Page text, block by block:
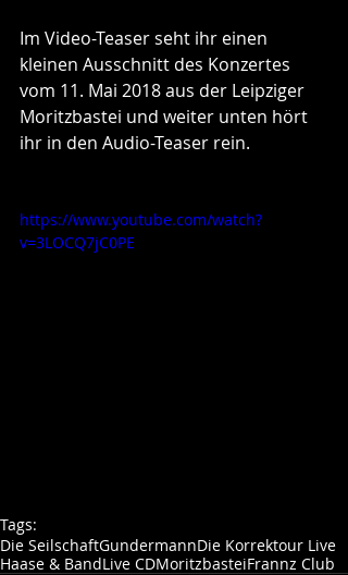
Im Video-Teaser seht ihr einen
kleinen Ausschnitt des Konzertes
vom 11. Mai 2018 aus der Leipziger
Moritzbastei und weiter unten hört
ihr in den Audio-Teaser rein.
https://www.youtube.com/watch?
v=3LOCQ7jC0PE
Tags:
Die SeilschaftGundermannDie Korrektour Live
Haase & BandLive CDMoritzbasteiFrannz Club